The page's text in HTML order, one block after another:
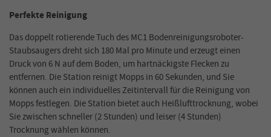
Perfekte Reinigung
Das doppelt rotierende Tuch des MC1 Bodenreinigungsroboter-
Staubsaugers dreht sich 180 Mal pro Minute und erzeugt einen
Druck von 6 N auf dem Boden, um hartnäckigste Flecken zu
entfernen. Die Station reinigt Mopps in 60 Sekunden, und Sie
können auch ein individuelles Zeitintervall für die Reinigung von
Mopps festlegen. Die Station bietet auch Heißlufttrocknung, wobei
Sie zwischen schneller (2 Stunden) und leiser (4 Stunden)
Trocknung wählen können.